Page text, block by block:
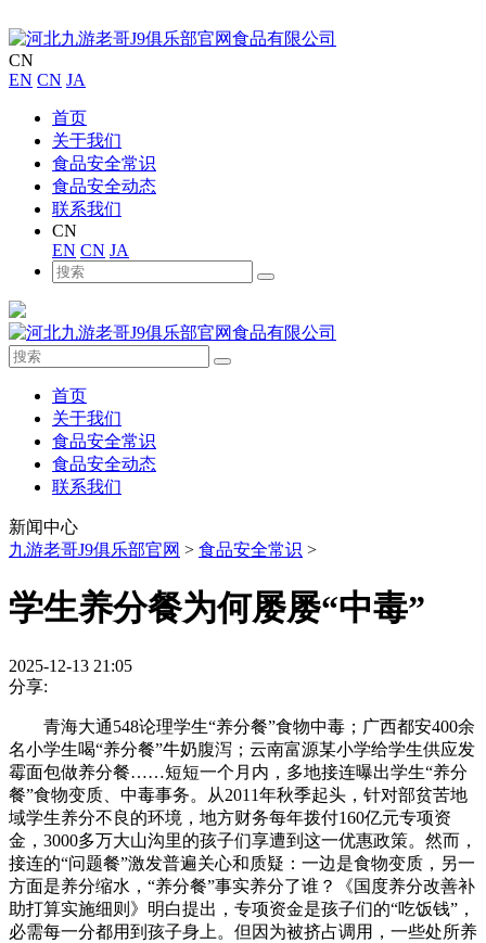
CN
EN CN JA
首页
关于我们
食品安全常识
食品安全动态
联系我们
CN
EN CN JA
首页
关于我们
食品安全常识
食品安全动态
联系我们
新闻中心
九游老哥J9俱乐部官网 > 食品安全常识 >
学生养分餐为何屡屡“中毒”
2025-12-13 21:05
分享:
青海大通548论理学生“养分餐”食物中毒；广西都安400余
名小学生喝“养分餐”牛奶腹泻；云南富源某小学给学生供应发
霉面包做养分餐……短短一个月内，多地接连曝出学生“养分
餐”食物变质、中毒事务。从2011年秋季起头，针对部贫苦地
域学生养分不良的环境，地方财务每年拨付160亿元专项资
金，3000多万大山沟里的孩子们享遭到这一优惠政策。然而，
接连的“问题餐”激发普遍关心和质疑：一边是食物变质，另一
方面是养分缩水，“养分餐”事实养分了谁？《国度养分改善补
助打算实施细则》明白提出，专项资金是孩子们的“吃饭钱”，
必需每一分都用到孩子身上。但因为被挤占调用，一些处所养